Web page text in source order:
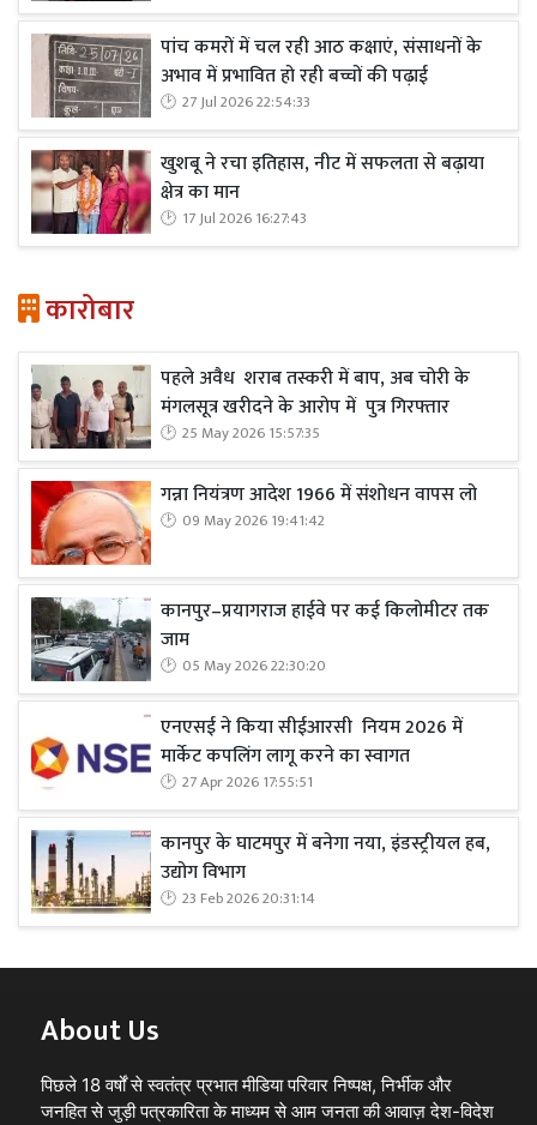
पांच कमरों में चल रही आठ कक्षाएं, संसाधनों के
अभाव में प्रभावित हो रही बच्चों की पढ़ाई
27 Jul 2026 22:54:33
खुशबू ने रचा इतिहास, नीट में सफलता से बढ़ाया
क्षेत्र का मान
17 Jul 2026 16:27:43
कारोबार
पहले अवैध शराब तस्करी में बाप, अब चोरी के
मंगलसूत्र खरीदने के आरोप में पुत्र गिरफ्तार
25 May 2026 15:57:35
गन्ना नियंत्रण आदेश 1966 में संशोधन वापस लो
09 May 2026 19:41:42
कानपुर–प्रयागराज हाईवे पर कई किलोमीटर तक
जाम
05 May 2026 22:30:20
एनएसई ने किया सीईआरसी नियम 2026 में
मार्केट कपलिंग लागू करने का स्वागत
27 Apr 2026 17:55:51
कानपुर के घाटमपुर में बनेगा नया, इंडस्ट्रीयल हब,
उद्योग विभाग
23 Feb 2026 20:31:14
About Us
पिछले 18 वर्षों से स्वतंत्र प्रभात मीडिया परिवार निष्पक्ष, निर्भीक और
जनहित से जुड़ी पत्रकारिता के माध्यम से आम जनता की आवाज़ देश-विदेश